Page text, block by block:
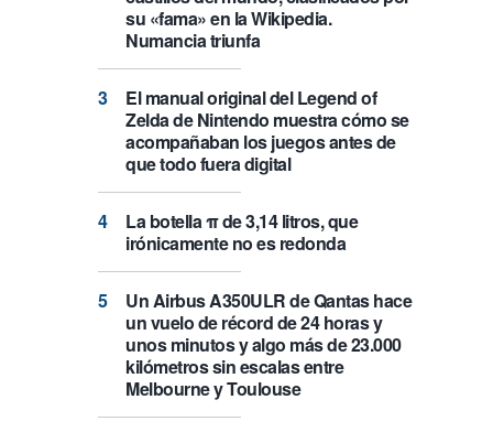
su «fama» en la Wikipedia.
Numancia triunfa
El manual original del Legend of
Zelda de Nintendo muestra cómo se
acompañaban los juegos antes de
que todo fuera digital
La botella π de 3,14 litros, que
irónicamente no es redonda
Un Airbus A350ULR de Qantas hace
un vuelo de récord de 24 horas y
unos minutos y algo más de 23.000
kilómetros sin escalas entre
Melbourne y Toulouse